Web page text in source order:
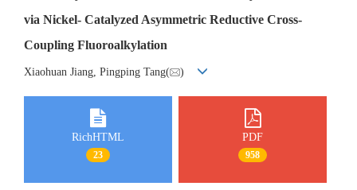
via Nickel- Catalyzed Asymmetric Reductive Cross-
Coupling Fluoroalkylation
Xiaohuan Jiang, Pingping Tang( )
RichHTML
23
PDF
958